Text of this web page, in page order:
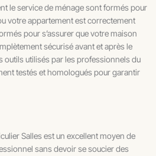
le service de ménage sont formés pour
votre appartement est correctement
pour s’assurer que votre maison
sécurisé avant et après le
outils utilisés par les professionnels du
testés et homologués pour garantir
Salles est un excellent moyen de
sans devoir se soucier des